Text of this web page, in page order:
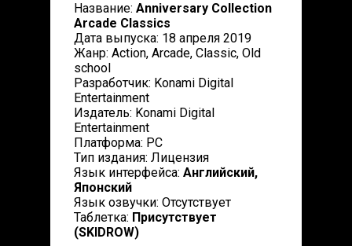
Название: Anniversary Collection
Arcade Classics
Дата выпуска: 18 апреля 2019
Жанр: Action, Arcade, Classic, Old
school
Разработчик: Konami Digital
Entertainment
Издатель: Konami Digital
Entertainment
Платформа: PC
Тип издания: Лицензия
Язык интерфейса: Английский,
Японский
Язык озвучки: Отсутствует
Таблетка: Присутствует
(SKIDROW)